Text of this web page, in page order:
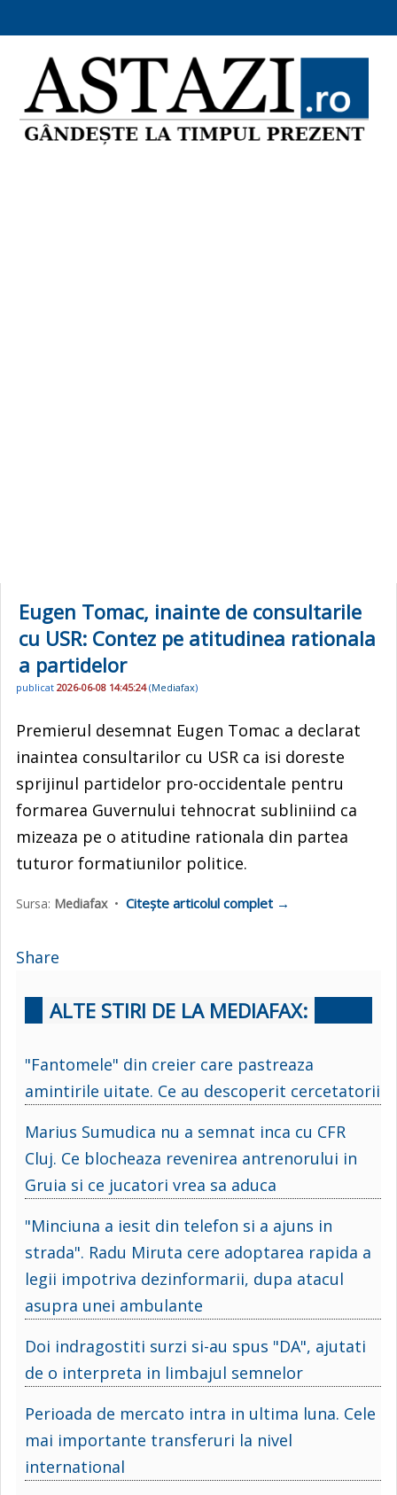
Eugen Tomac, inainte de consultarile
cu USR: Contez pe atitudinea rationala
a partidelor
publicat 2026-06-08 14:45:24(Mediafax)
Premierul desemnat Eugen Tomac a declarat
inaintea consultarilor cu USR ca isi doreste
sprijinul partidelor pro-occidentale pentru
formarea Guvernului tehnocrat subliniind ca
mizeaza pe o atitudine rationala din partea
tuturor formatiunilor politice.
Sursa: Mediafax• Citește articolul complet →
Share
ALTE STIRI DE LA MEDIAFAX:
"Fantomele" din creier care pastreaza
amintirile uitate. Ce au descoperit cercetatorii
Marius Sumudica nu a semnat inca cu CFR
Cluj. Ce blocheaza revenirea antrenorului in
Gruia si ce jucatori vrea sa aduca
"Minciuna a iesit din telefon si a ajuns in
strada". Radu Miruta cere adoptarea rapida a
legii impotriva dezinformarii, dupa atacul
asupra unei ambulante
Doi indragostiti surzi si-au spus "DA", ajutati
de o interpreta in limbajul semnelor
Perioada de mercato intra in ultima luna. Cele
mai importante transferuri la nivel
international